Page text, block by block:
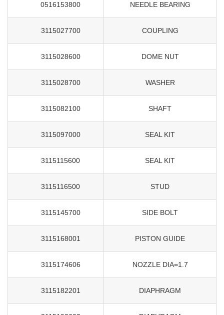
0516153800 NEEDLE BEARING
3115027700 COUPLING
3115028600 DOME NUT
3115028700 WASHER
3115082100 SHAFT
3115097000 SEAL KIT
3115115600 SEAL KIT
3115116500 STUD
3115145700 SIDE BOLT
3115168001 PISTON GUIDE
3115174606 NOZZLE DIA=1.7
3115182201 DIAPHRAGM